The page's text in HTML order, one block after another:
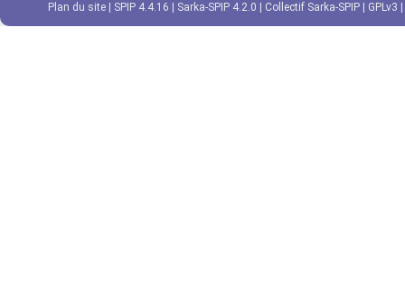
Plan du site SPIP 4.4.16 Sarka-SPIP 4.2.0 Collectif Sarka-SPIP GPLv3